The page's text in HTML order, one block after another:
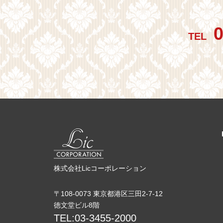
TEL
株式会社Licコーポレーション
〒108-0073 東京都港区三田2-7-12
徳文堂ビル8階
TEL:03-3455-2000